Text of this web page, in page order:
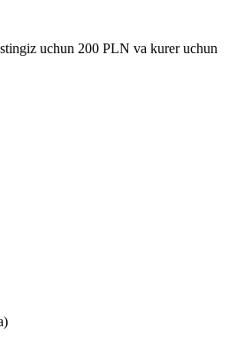
uchun 200 PLN va kurer uchun